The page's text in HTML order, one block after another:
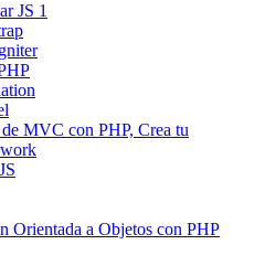
JS 1
MVC con PHP, Crea tu
Orientada a Objetos con PHP